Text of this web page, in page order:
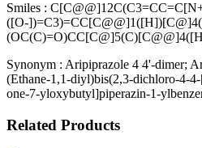
Smiles :
([O-
Synonym : Aripiprazole 4 4'-dimer;
(Ethane-1,1-diyl)bis(2,3-dichloro-4-
one-7-yloxybutyl]piperazin-1-
Related Products